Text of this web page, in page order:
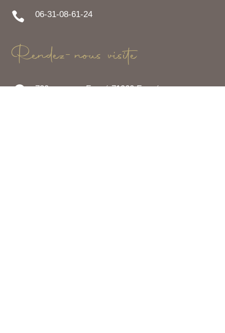
 06-31-08-61-24
Rendez-nous visite
730 route de Fuissé 71960 Fuissé